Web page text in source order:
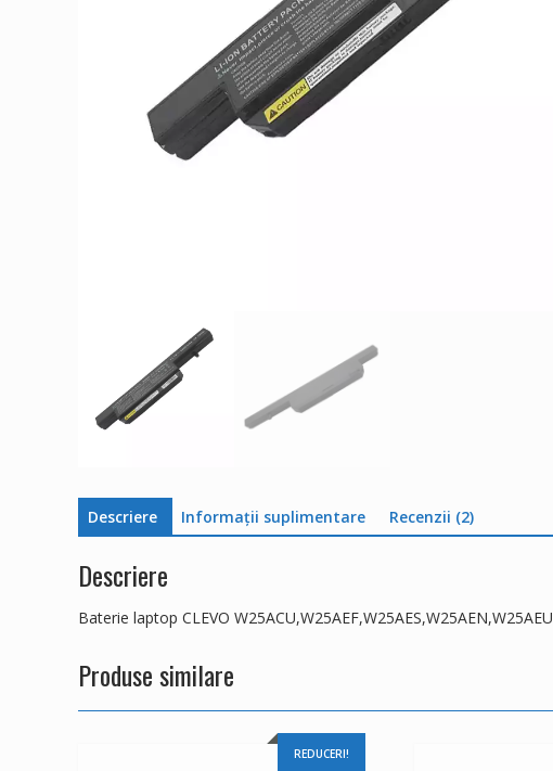
Descriere Informații suplimentare Recenzii (2)
Descriere
Baterie laptop CLEVO W25ACU,W25AEF,W25AES,W25AEN,W25AEU
Produse similare
REDUCERI!